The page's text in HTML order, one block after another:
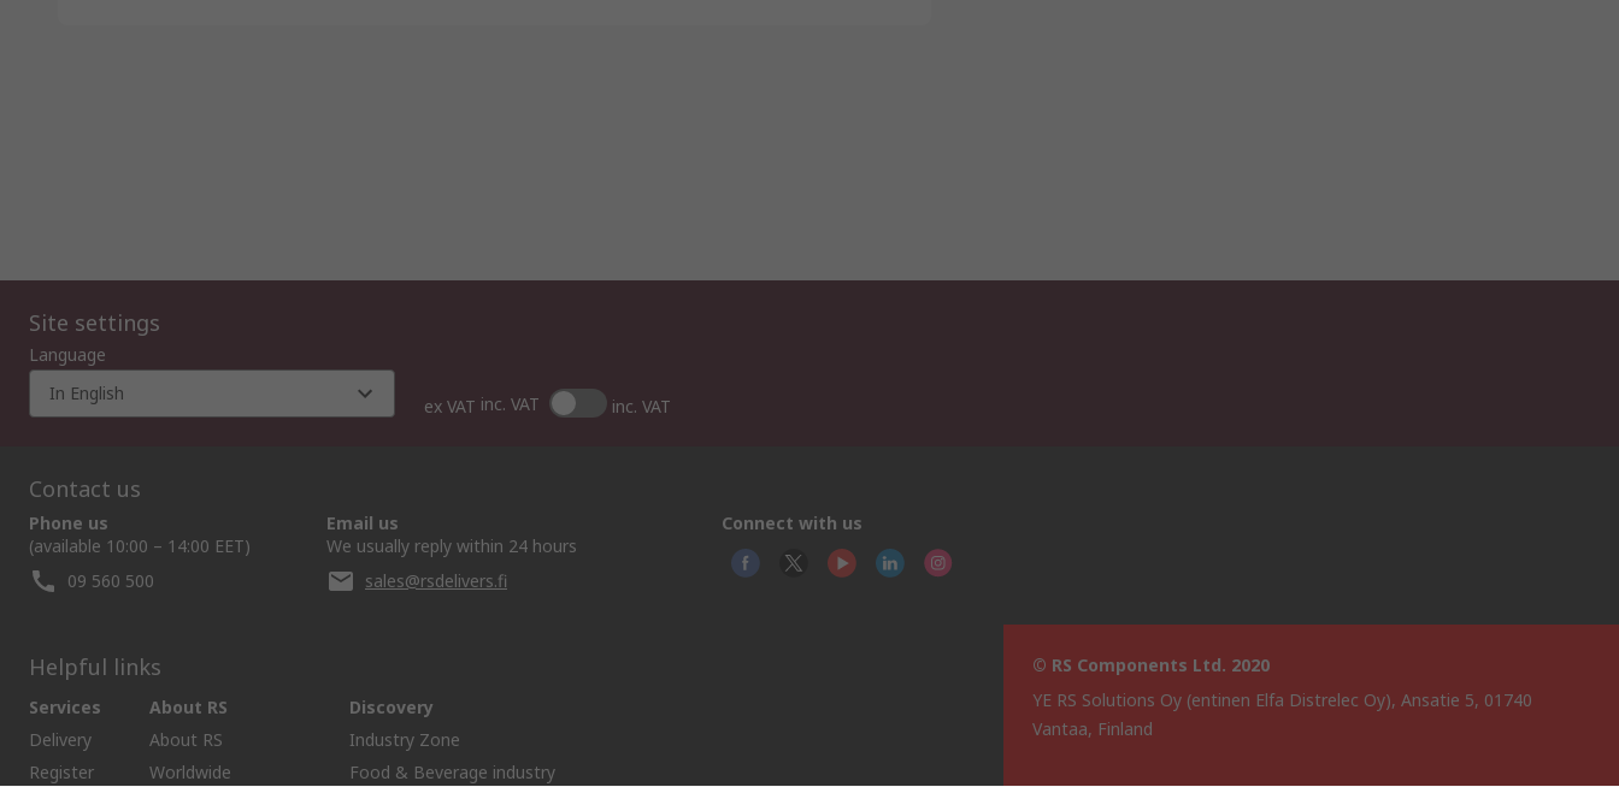
Site settings
Language
In English
ex VAT inc. VAT inc. VAT
Contact us
Phone us
(available 10:00 – 14:00 EET)
09 560 500
Email us
We usually reply within 24 hours
sales@rsdelivers.fi
Connect with us
Helpful links
Services
Delivery
Register
About RS
About RS
Worldwide
Discovery
Industry Zone
Food & Beverage industry
© RS Components Ltd. 2020
YE RS Solutions Oy (entinen Elfa Distrelec Oy), Ansatie 5, 01740
Vantaa, Finland